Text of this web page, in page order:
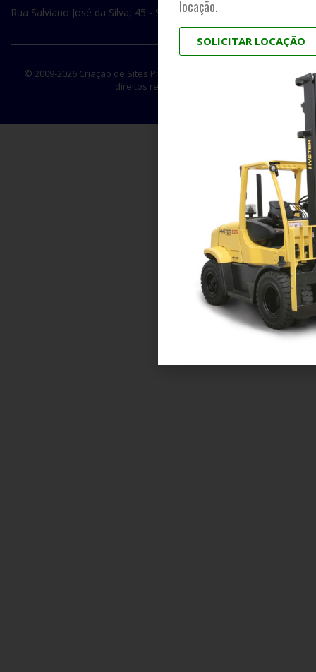
Rua Salviano José da Silva, 45 - São José dos Campos / SP
© 2009-2026 Criação de Sites Profissionais
direitos reservados.
locação.
SOLICITAR LOCAÇÃO